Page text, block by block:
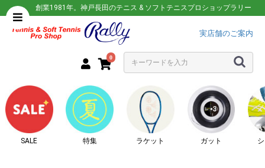
創業1981年。神戸長田のテニス & ソフトテニスプロショップラリー
実店舗のご案内
0
SALE 特集 ラケット ガット